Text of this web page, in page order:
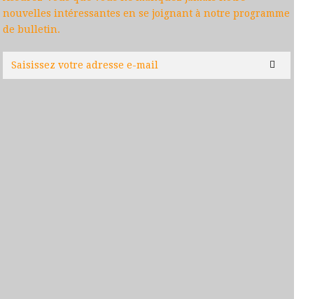
nouvelles intéressantes en se joignant à notre programme
de bulletin.